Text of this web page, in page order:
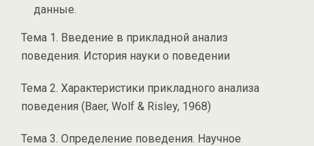
данные.
Тема 1. Введение в прикладной анализ
поведения. История науки о поведении
Тема 2. Характеристики прикладного анализа
поведения (Baer, Wolf & Risley, 1968)
Тема 3. Определение поведения. Научное